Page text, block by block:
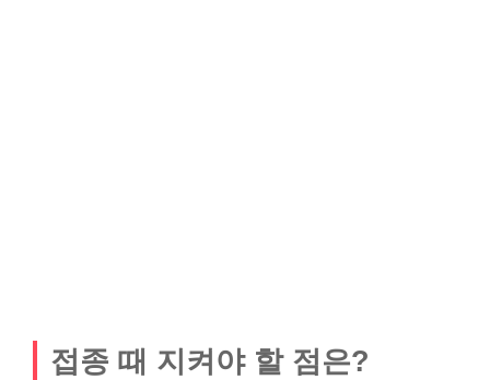
접종 때 지켜야 할 점은?